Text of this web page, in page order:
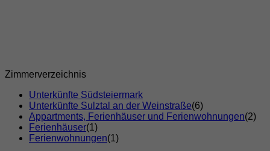
Zimmerverzeichnis
Unterkünfte Südsteiermark
Unterkünfte Sulztal an der Weinstraße(6)
Appartments, Ferienhäuser und Ferienwohnungen(2)
Ferienhäuser(1)
Ferienwohnungen(1)